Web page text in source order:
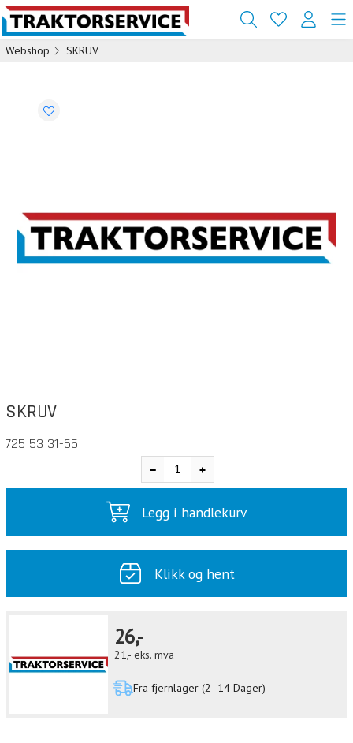
Webshop SKRUV
SKRUV
725 53 31-65
Legg i handlekurv
Klikk og hent
26,-
21,- eks. mva
Fra fjernlager (2 -14 Dager)